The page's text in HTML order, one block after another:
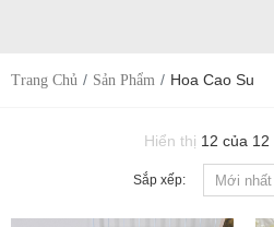
Trang Chủ Sản Phẩm Hoa Cao Su
Hiển thị 12 của 12
Sắp xếp: